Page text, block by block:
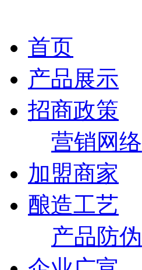
首页
产品展示
招商政策
营销网络
加盟商家
酿造工艺
产品防伪